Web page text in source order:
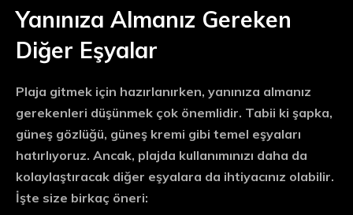
Yanınıza Almanız Gereken
Diğer Eşyalar
Plaja gitmek için hazırlanırken, yanınıza almanız
gerekenleri düşünmek çok önemlidir. Tabii ki şapka,
güneş gözlüğü, güneş kremi gibi temel eşyaları
hatırlıyoruz. Ancak, plajda kullanımınızı daha da
kolaylaştıracak diğer eşyalara da ihtiyacınız olabilir.
İşte size birkaç öneri: